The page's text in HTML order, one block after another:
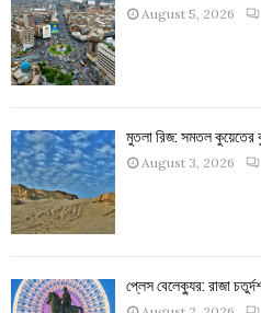
August 5, 2026
মুতলা রিজ: সমতল কুয়েতের
August 3, 2026
প্লেস বেলেক্যুর: রাজা